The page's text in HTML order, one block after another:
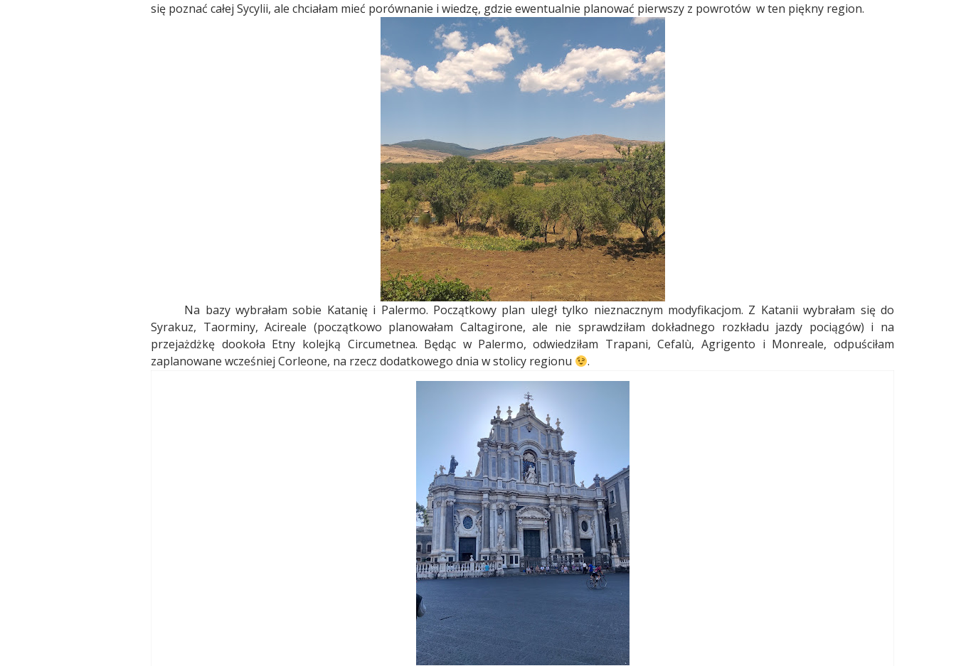
się poznać całej Sycylii, ale chciałam mieć porównanie i wiedzę, gdzie ewentualnie planować pierwszy z powrotów w ten piękny region.
Na bazy wybrałam sobie Katanię i Palermo. Początkowy plan uległ tylko nieznacznym modyfikacjom. Z Katanii wybrałam się do
Syrakuz, Taorminy, Acireale (początkowo planowałam Caltagirone, ale nie sprawdziłam dokładnego rozkładu jazdy pociągów) i na
przejażdżkę dookoła Etny kolejką Circumetnea. Będąc w Palermo, odwiedziłam Trapani, Cefalù, Agrigento i Monreale, odpuściłam
zaplanowane wcześniej Corleone, na rzecz dodatkowego dnia w stolicy regionu
.